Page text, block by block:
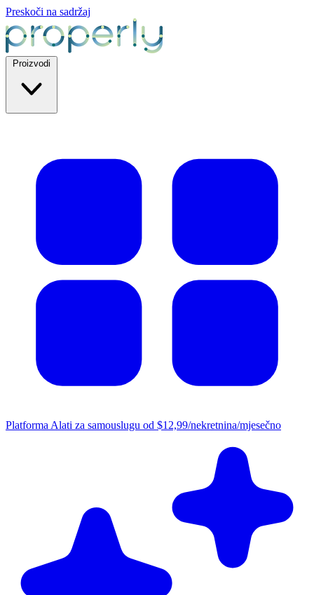
Preskoči na sadržaj
Platforma Alati za samouslugu od $12,99/nekretnina/mjesečno